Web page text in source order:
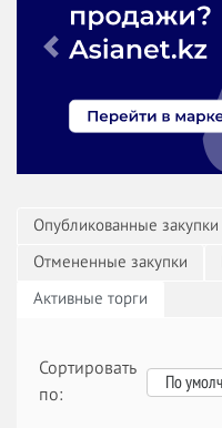
Previous
Опубликованные закупки
Отмененные закупки
Активные торги
Сортировать
по: